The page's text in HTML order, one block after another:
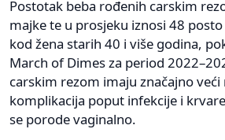
Postotak beba rođenih carskim
majke te u prosjeku iznosi 48
kod žena starih 40 i više godina,
March of Dimes za period
carskim rezom imaju značajno veći
komplikacija poput infekcije i
se porode vaginalno.